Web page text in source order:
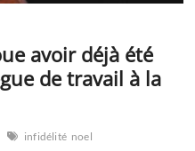
avoir déjà été
de travail à la
infidélité noel